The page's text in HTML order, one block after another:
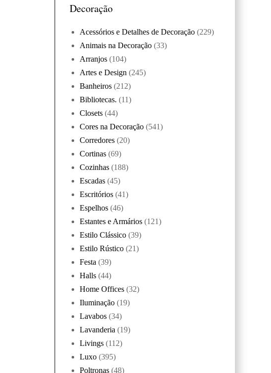
Decoração
Acessórios e Detalhes de Decoração (229)
Animais na Decoração (33)
Arranjos (104)
Artes e Design (245)
Banheiros (212)
Bibliotecas. (11)
Closets (44)
Cores na Decoração (541)
Corredores (20)
Cortinas (69)
Cozinhas (188)
Escadas (45)
Escritórios (41)
Espelhos (46)
Estantes e Armários (121)
Estilo Clássico (39)
Estilo Rústico (21)
Festa (39)
Halls (44)
Home Offices (32)
Iluminação (19)
Lavabos (34)
Lavanderia (19)
Livings (112)
Luxo (395)
Poltronas (48)